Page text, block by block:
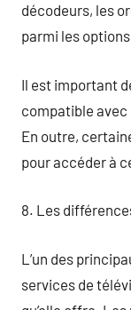
décodeurs, les
parmi les
Il est important
compatible avec
En outre,
pour accéder à
8. Les
L’un des
services de